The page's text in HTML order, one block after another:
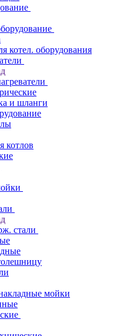
котел. оборудования
и шланги
котлов
стали
мойки